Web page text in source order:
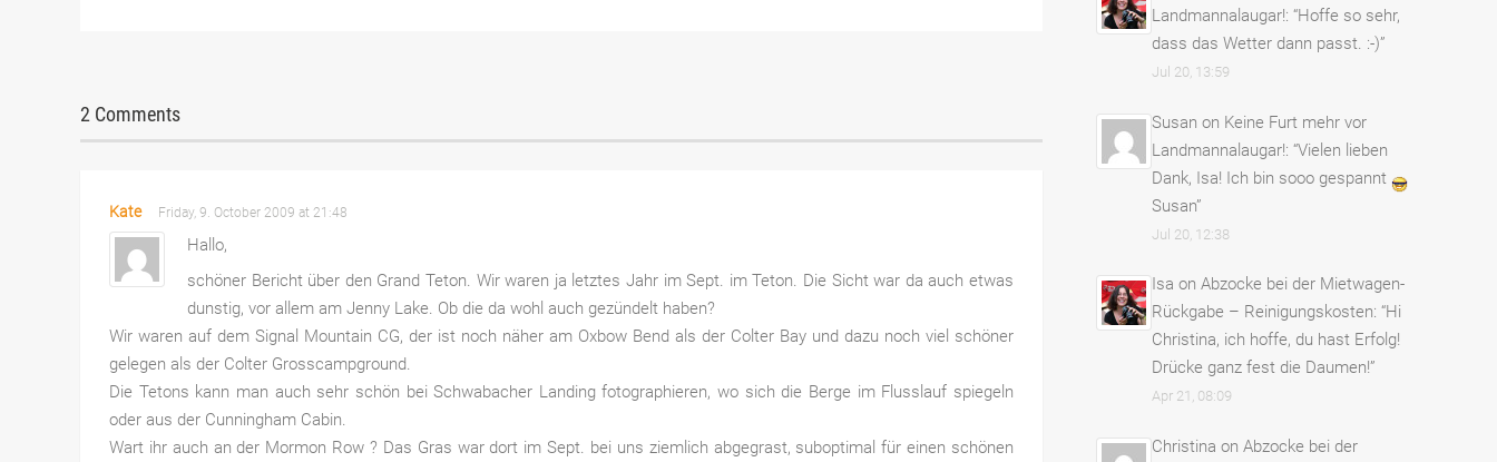
2 Comments
Kate Friday, 9. October 2009 at 21:48
Hallo,
schöner Bericht über den Grand Teton. Wir waren ja letztes Jahr im Sept. im Teton. Die Sicht war da auch etwas
dunstig, vor allem am Jenny Lake. Ob die da wohl auch gezündelt haben?
Wir waren auf dem Signal Mountain CG, der ist noch näher am Oxbow Bend als der Colter Bay und dazu noch viel schöner
gelegen als der Colter Grosscampground.
Die Tetons kann man auch sehr schön bei Schwabacher Landing fotographieren, wo sich die Berge im Flusslauf spiegeln
oder aus der Cunningham Cabin.
Wart ihr auch an der Mormon Row ? Das Gras war dort im Sept. bei uns ziemlich abgegrast, suboptimal für einen schönen
Landmannalaugar!: “Hoffe so sehr,
dass das Wetter dann passt. :-)”
Jul 20, 13:59
Susan on Keine Furt mehr vor
Landmannalaugar!: “Vielen lieben
Dank, Isa! Ich bin sooo gespannt
Susan”
Jul 20, 12:38
Isa on Abzocke bei der Mietwagen-
Rückgabe – Reinigungskosten: “Hi
Christina, ich hoffe, du hast Erfolg!
Drücke ganz fest die Daumen!”
Apr 21, 08:09
Christina on Abzocke bei der